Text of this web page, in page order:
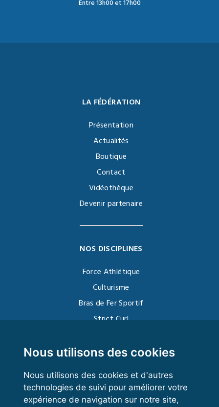
Nous utilisons des cookies
Nous utilisons des cookies et d'autres
technologies de suivi pour améliorer votre
expérience de navigation sur notre site,
Entre 13h00 et 17h00
LA FÉDÉRATION
Présentation
Actualités
Boutique
Contact
Vidéothèque
Devenir partenaire
NOS DISCIPLINES
Force Athlétique
Culturisme
Bras de Fer Sportif
Strict Curl
Kettlebell
VOS ESPACES